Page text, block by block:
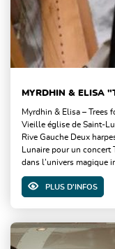
MYRDHIN & ELISA
Myrdhin & Elisa – Trees
Vieille église de Saint-
Rive Gauche Deux
Lunaire pour un concert
dans l’univers magique
PLUS D'INFOS